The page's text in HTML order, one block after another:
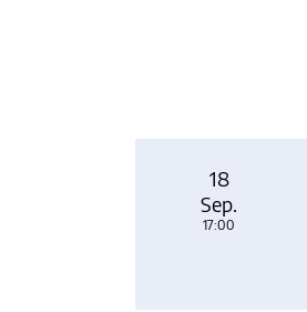
18
Sep.
17:00